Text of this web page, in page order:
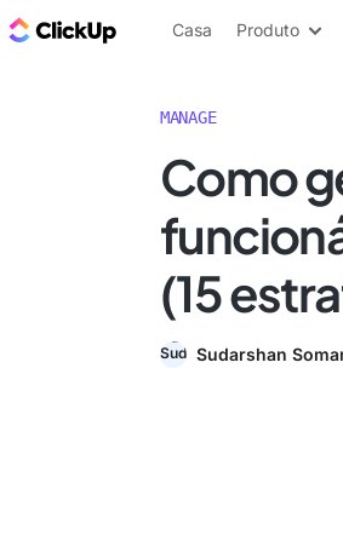
ClickUp Blogue
Casa Produto
MANAGE
Como
(15
Sudarshan